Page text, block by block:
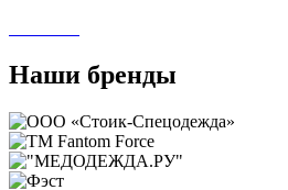
Наши бренды